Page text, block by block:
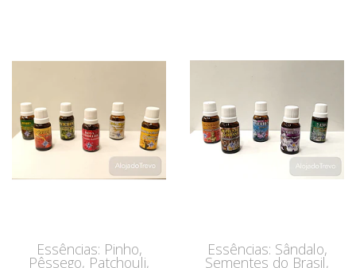
Essências: Pinho,
Pêssego, Patchouli,
Essências: Sândalo,
Sementes do Brasil,